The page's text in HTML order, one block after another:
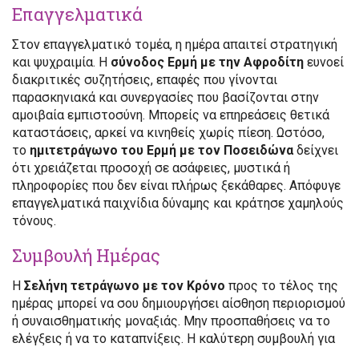
Επαγγελματικά
Στον επαγγελματικό τομέα, η ημέρα απαιτεί στρατηγική
και ψυχραιμία. Η σύνοδος Ερμή με την Αφροδίτη ευνοεί
διακριτικές συζητήσεις, επαφές που γίνονται
παρασκηνιακά και συνεργασίες που βασίζονται στην
αμοιβαία εμπιστοσύνη. Μπορείς να επηρεάσεις θετικά
καταστάσεις, αρκεί να κινηθείς χωρίς πίεση. Ωστόσο,
το ημιτετράγωνο του Ερμή με τον Ποσειδώναδείχνει
ότι χρειάζεται προσοχή σε ασάφειες, μυστικά ή
πληροφορίες που δεν είναι πλήρως ξεκάθαρες. Απόφυγε
επαγγελματικά παιχνίδια δύναμης και κράτησε χαμηλούς
τόνους.
Συμβουλή Ημέρας
Η Σελήνη τετράγωνο με τον Κρόνο προς το τέλος της
ημέρας μπορεί να σου δημιουργήσει αίσθηση περιορισμού
ή συναισθηματικής μοναξιάς. Μην προσπαθήσεις να το
ελέγξεις ή να το καταπνίξεις. Η καλύτερη συμβουλή για